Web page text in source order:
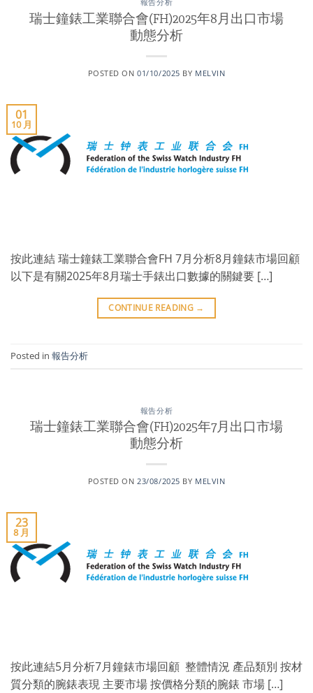
報告分析
瑞士鐘錶工業聯合會(FH)2025年8月出口市場
動態分析
POSTED ON01/10/2025 BY MELVIN
01
10 月
按此連結 瑞士鐘錶工業聯合會FH 7月分析8月鐘錶市場回顧
以下是有關2025年8月瑞士手錶出口數據的關鍵要 […]
CONTINUE READING →
Posted in 報告分析
報告分析
瑞士鐘錶工業聯合會(FH)2025年7月出口市場
動態分析
POSTED ON23/08/2025 BY MELVIN
23
8 月
按此連結5月分析7月鐘錶市場回顧 整體情況 產品類別 按材
質分類的腕錶表現 主要市場 按價格分類的腕錶 市場 […]